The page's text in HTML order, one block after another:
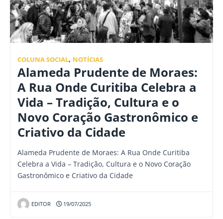
COLUNA SOCIAL, NOTÍCIAS
Alameda Prudente de Moraes:
A Rua Onde Curitiba Celebra a
Vida – Tradição, Cultura e o
Novo Coração Gastronômico e
Criativo da Cidade
Alameda Prudente de Moraes: A Rua Onde Curitiba
Celebra a Vida – Tradição, Cultura e o Novo Coração
Gastronômico e Criativo da Cidade
EDITOR 19/07/2025